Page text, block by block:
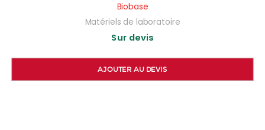
Biobase
Matériels de laboratoire
Sur devis
AJOUTER AU DEVIS